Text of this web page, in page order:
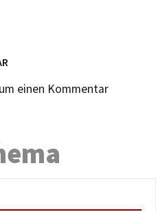
einen Kommentar